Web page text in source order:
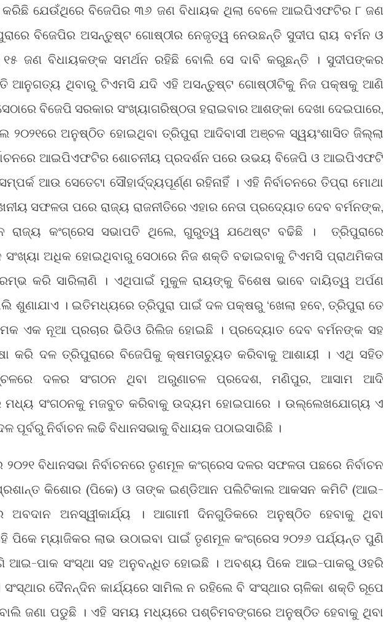
କରିଛି ଯେଉଁଥିରେ ବିଜେପିର ୩୬ ଜଣ ବିଧାୟକ ଥିଲା ବେଳେ ଆଇପିଏଫଟିର ୮ ଜଣ
ବିଜେପିର ଅସନ୍ତୁଷ୍ଟ ଗୋଷ୍ଠୀର ନେଜୃତ୍ୱ ନେଉଛନ୍ତି ସୁଦୀପ ରାୟ ବର୍ମନ ଓ
୧୫ ଜଣ ବିଧାୟକଙ୍କ ସମର୍ଥନ ରହିଛି ବୋଲି ସେ ଦାବି କରୁଛନ୍ତି । ସୁଦୀପଙ୍କର
ଆନୁଗତ୍ୟ ଥିବାରୁ ଟିଏମସି ଯଦି ଏହି ଅସନ୍ତୁଷ୍ଟ ଗୋଷ୍ଠୀଟିକୁ ନିଜ ପକ୍ଷକୁ ଆଣି
ବିଜେପି ସରକାର ସଂଖ୍ୟାଗରିଷ୍ଠତା ହରାଇବାର ଆଶଙ୍କା ଦେଖା ଦେଇପାରେ,
୨୦୨୧ରେ ଅନୁଷ୍ଠିତ ହୋଇଥିବା ତ୍ରିପୁରା ଆଦିବାସୀ ଅଞ୍ଚଳ ସ୍ୱୟଂଶାସିତ ଜିଲ୍ଲା
ଆଇପିଏଫଟିର ଶୋଚନୀୟ ପ୍ରଦର୍ଶନ ପରେ ଉଭୟ ବିଜେପି ଓ ଆଇପିଏଫଟି
ଆଉ ସେତେଟା ସୌହାର୍ଦ୍ଦ୍ୟପୂର୍ଣ୍ଣ ରହିନାହିଁ । ଏହି ନିର୍ବାଚନରେ ତିପ୍ରା ମୋଥା
ସଫଳତା ପରେ ରାଜ୍ୟ ରାଜନୀତିରେ ଏହାର ନେତା ପ୍ରଦ୍ୟୋତ ଦେବ ବର୍ମନଙ୍କ,
ରାଜ୍ୟ କଂଗ୍ରେସ ସଭାପତି ଥିଲେ, ଗୁରୁତ୍ୱ ଯଥେଷ୍ଟ ବଢିଛି । ତ୍ରିପୁରାରେ
ଅଧିକ ହୋଇଥିବାରୁ ସେଠାରେ ନିଜ ଶକ୍ତି ବଢାଇବାକୁ ଟିଏମସି ପ୍ରାଥମିକତା
କରି ସାରିଲାଣି । ଏଥିପାଇଁ ମୁକୁଳ ରାୟଙ୍କୁ ବିଶେଷ ଭାବେ ଦାୟିତ୍ୱ ଅର୍ପଣ
ଶୁଣାଯାଏ । ଇତିମଧ୍ୟରେ ତ୍ରିପୁରା ପାଇଁ ଦଳ ପକ୍ଷରୁ ‘ଖେଲା ହବେ, ତ୍ରିପୁରା ତେ
ଏକ ନୂଆ ପ୍ରଚାର ଭିଡିଓ ରିଲିଜ ହୋଇଛି । ପ୍ରଦ୍ୟୋତ ଦେବ ବର୍ମନଙ୍କ ସହ
କରି ଦଳ ତ୍ରିପୁରାରେ ବିଜେପିକୁ କ୍ଷମତାଚ୍ୟୁତ କରିବାକୁ ଆଶାୟୀ । ଏଥି ସହିତ
ଦଳର ସଂଗଠନ ଥିବା ଅରୁଣାଚଳ ପ୍ରଦେଶ, ମଣିପୁର, ଆସାମ ଆଦି
ମଧ୍ୟ ସଂଗଠନକୁ ମଜବୁତ କରିବାକୁ ଉଦ୍ୟମ ହୋଇପାରେ । ଉଲ୍ଲେଖଯୋଗ୍ୟ ଏ
ପୂର୍ବରୁ ନିର୍ବାଚନ ଲଢି ବିଧାନସଭାକୁ ବିଧାୟକ ପଠାଇସାରିଛି ।
ବିଧାନସଭା ନିର୍ବାଚନରେ ତୃଣମୂଳ କଂଗ୍ରେସ ଦଳର ସଫଳତା ପଛରେ ନିର୍ବାଚନ
କିଶୋର (ପିକେ) ଓ ତାଙ୍କ ଇଣ୍ଡିଆନ ପଲିଟିକାଲ ଆକସନ କମିଟି (ଆଇ-
ଅବଦାନ ଅନସ୍ୱୀକାର୍ଯ୍ୟ । ଆଗାମୀ ଦିନଗୁଡିକରେ ଅନୁଷ୍ଠିତ ହେବାକୁ ଥିବା
ପିକେ ମ୍ୟାଜିକର ଲାଭ ଉଠାଇବା ପାଇଁ ତୃଣମୂଳ କଂଗ୍ରେସ ୨୦୨୬ ପର୍ଯ୍ୟନ୍ତ ପୁଣି
ଆଇ-ପାକ ସଂସ୍ଥା ସହ ଅନୁବନ୍ଧିତ ହୋଇଛି । ଅବଶ୍ୟ ପିକେ ଆଇ-ପାକରୁ ଓହରି
ଦୈନନ୍ଦିନ କାର୍ଯ୍ୟରେ ସାମିଲ ନ ରହିଲେ ବି ସଂସ୍ଥାର ଚାଳିକା ଶକ୍ତି ରୂପେ
ଜଣା ପଡୁଛି । ଏହି ସମୟ ମଧ୍ୟରେ ପଶ୍ଚିମବଙ୍ଗରେ ଅନୁଷ୍ଠିତ ହେବାକୁ ଥିବା